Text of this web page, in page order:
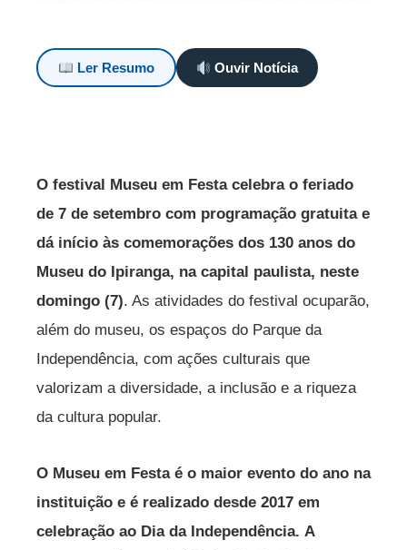
Ler Resumo Ouvir Notícia
O festival Museu em Festa celebra o feriado
de 7 de setembro com programação gratuita e
dá início às comemorações dos 130 anos do
Museu do Ipiranga, na capital paulista, neste
domingo (7). As atividades do festival ocuparão,
além do museu, os espaços do Parque da
Independência, com ações culturais que
valorizam a diversidade, a inclusão e a riqueza
da cultura popular.
O Museu em Festa é o maior evento do ano na
instituição e é realizado desde 2017 em
celebração ao Dia da Independência. A